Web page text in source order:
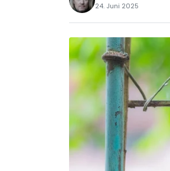
24. Juni 2025